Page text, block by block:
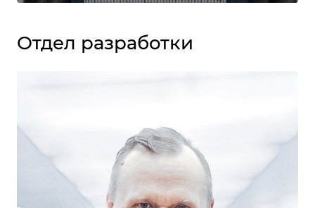
Отдел разработки